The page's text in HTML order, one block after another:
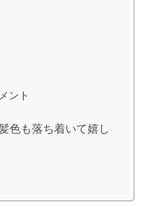
ント
色も落ち着いて嬉し